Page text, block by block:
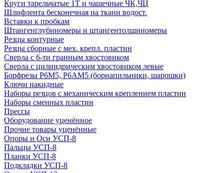
Круги тарельчатые 1Т и чашечные ЧК,ЧЦ
Шлифлента бесконечная на ткани водост.
Вставки к пробкам
Штангенглубиномеры и штангентолщиномеры
Резцы контурные
Резцы сборные с мех. крепл. пластин
Сверла с 6-ти гранным хвостовиком
Сверла с цилиндрическим хвостовиком левые
Борфрезы Р6М5, Р6АМ5 (борнапильники, шарошки)
Ключи накидные
Наборы резцов с механическим креплением пластин
Наборы сменных пластин
Прессы
Оборудование уценённое
Прочие товары уценённые
Опоры и Оси УСП-8
Пальцы УСП-8
Планки УСП-8
Подкладки УСП-8